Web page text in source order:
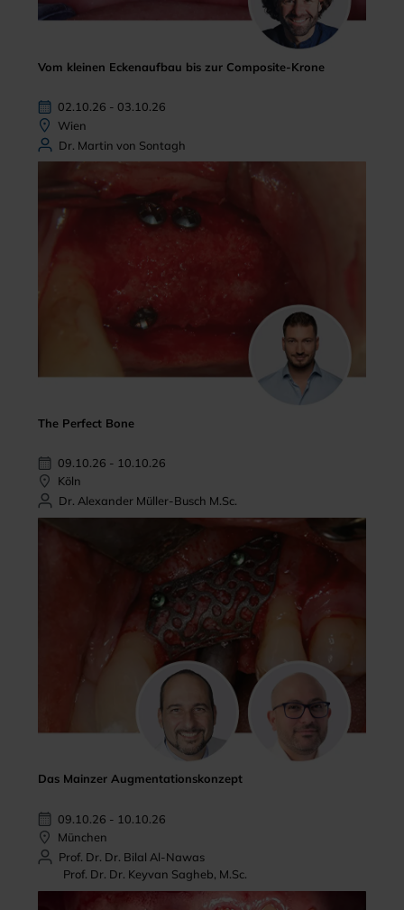
Vom kleinen Eckenaufbau bis zur Composite-Krone
02.10.26 - 03.10.26
Wien
Dr. Martin von Sontagh
The Perfect Bone
09.10.26 - 10.10.26
Köln
Dr. Alexander Müller-Busch M.Sc.
Das Mainzer Augmentationskonzept
09.10.26 - 10.10.26
München
Prof. Dr. Dr. Bilal Al-Nawas
Prof. Dr. Dr. Keyvan Sagheb, M.Sc.